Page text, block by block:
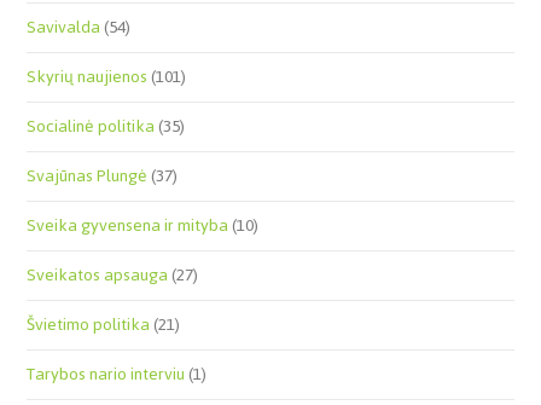
Savivalda(54)
Skyrių naujienos(101)
Socialinė politika(35)
Svajūnas Plungė(37)
Sveika gyvensena ir mityba(10)
Sveikatos apsauga(27)
Švietimo politika(21)
Tarybos nario interviu(1)